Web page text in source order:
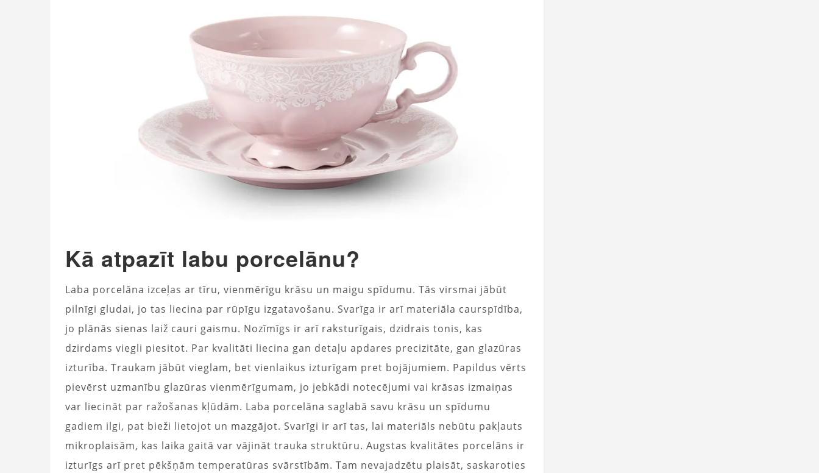
Kā atpazīt labu porcelānu?
Laba porcelāna izceļas ar tīru, vienmērīgu krāsu un maigu spīdumu. Tās virsmai jābūt
pilnīgi gludai, jo tas liecina par rūpīgu izgatavošanu. Svarīga ir arī materiāla caurspīdība,
jo plānās sienas laiž cauri gaismu. Nozīmīgs ir arī raksturīgais, dzidrais tonis, kas
dzirdams viegli piesitot. Par kvalitāti liecina gan detaļu apdares precizitāte, gan glazūras
izturība. Traukam jābūt vieglam, bet vienlaikus izturīgam pret bojājumiem. Papildus vērts
pievērst uzmanību glazūras vienmērīgumam, jo jebkādi notecējumi vai krāsas izmaiņas
var liecināt par ražošanas kļūdām. Laba porcelāna saglabā savu krāsu un spīdumu
gadiem ilgi, pat bieži lietojot un mazgājot. Svarīgi ir arī tas, lai materiāls nebūtu pakļauts
mikroplaisām, kas laika gaitā var vājināt trauka struktūru. Augstas kvalitātes porcelāns ir
izturīgs arī pret pēkšņām temperatūras svārstībām. Tam nevajadzētu plaisāt, saskaroties